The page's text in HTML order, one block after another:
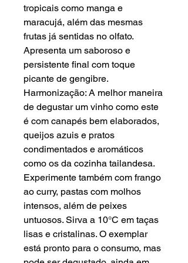
tropicais como manga e
maracujá, além das mesmas
frutas já sentidas no olfato.
Apresenta um saboroso e
persistente final com toque
picante de gengibre.
Harmonização: A melhor maneira
de degustar um vinho como este
é com canapés bem elaborados,
queijos azuis e pratos
condimentados e aromáticos
como os da cozinha tailandesa.
Experimente também com frango
ao curry, pastas com molhos
intensos, além de peixes
untuosos. Sirva a 10°C em taças
lisas e cristalinas. O exemplar
está pronto para o consumo, mas